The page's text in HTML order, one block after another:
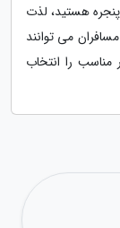
هستید، لذت
می توانند
مناسب را انتخاب